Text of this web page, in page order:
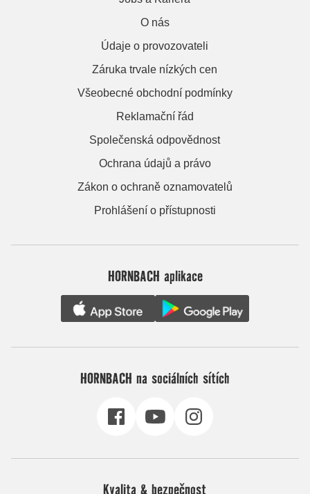
O nás
Údaje o provozovateli
Záruka trvale nízkých cen
Všeobecné obchodní podmínky
Reklamační řád
Společenská odpovědnost
Ochrana údajů a právo
Zákon o ochraně oznamovatelů
Prohlášení o přístupnosti
HORNBACH aplikace
HORNBACH na sociálních sítích
Kvalita & bezpečnost